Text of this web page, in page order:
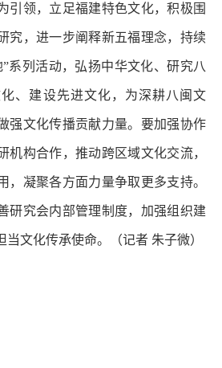
引领，立足福建特色文化，积极围
究，进一步阐释新五福理念，持续
系列活动，弘扬中华文化、研究八
、建设先进文化，为深耕八闽文
强文化传播贡献力量。要加强协作
机构合作，推动跨区域文化交流，
，凝聚各方面力量争取更多支持。
研究会内部管理制度，加强组织建
文化传承使命。（记者 朱子微）